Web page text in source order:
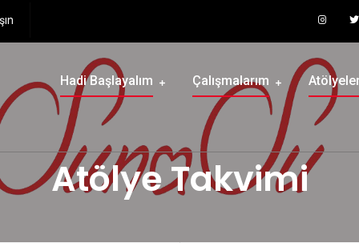
Hadi Başlayalım Çalışmalarım
Atölye Takvimi